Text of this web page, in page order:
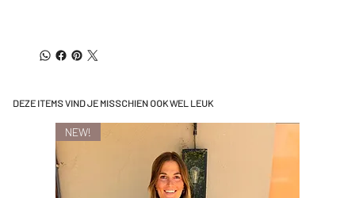
DEZE ITEMS VIND JE MISSCHIEN OOK WEL LEUK
NEW!